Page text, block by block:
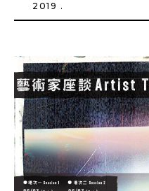
2019 .